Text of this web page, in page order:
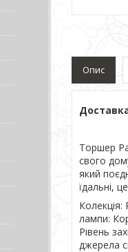
Опис
Торшер
свого
який
їдальні,
лампи:
Рівень
джерела